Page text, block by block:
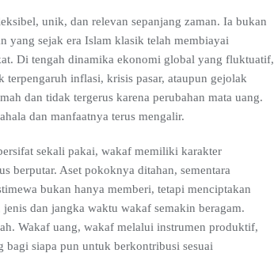
unik, dan relevan sepanjang zaman. Ia bukan
yang sejak era Islam klasik telah membiayai
Di tengah dinamika ekonomi global yang fluktuatif,
inflasi, krisis pasar, ataupun gejolak
dan tidak tergerus karena perubahan mata uang.
dan manfaatnya terus mengalir.
sekali pakai, wakaf memiliki karakter
berputar. Aset pokoknya ditahan, sementara
bukan hanya memberi, tetapi menciptakan
dan jangka waktu wakaf semakin beragam.
Wakaf uang, wakaf melalui instrumen produktif,
siapa pun untuk berkontribusi sesuai